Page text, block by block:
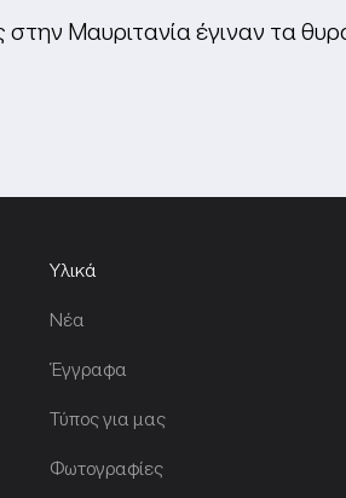
Μαυριτανία έγιναν τα
Υλικά
Νέα
Έγγραφα
Τύπος για μας
Φωτογραφίες